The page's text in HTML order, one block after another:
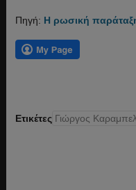
Πηγή: Η ρωσική
Ετικέτες Γιώργος